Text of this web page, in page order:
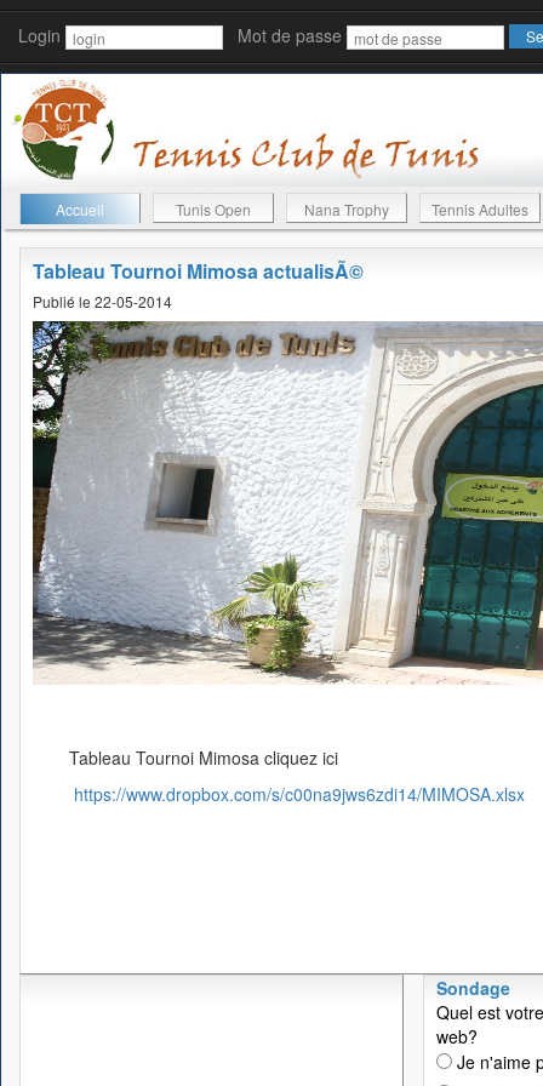
Login Mot de passe
Accueil Tunis Open Nana Trophy Tennis Adultes
Tableau Tournoi Mimosa actualisÃ©
Publié le 22-05-2014
Tableau Tournoi Mimosa cliquez ici
https://www.dropbox.com/s/c00na9jws6zdi14/MIMOSA.xlsx
Sondage
Quel est
web?
Je n'aime